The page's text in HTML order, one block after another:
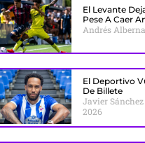
El Levante
Pese A Caer
Andrés
El Deportivo
De Billete
Javier
2026